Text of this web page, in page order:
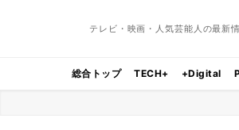
テレビ・映画・人気芸能人の最新
総合トップ TECH+ +Digital